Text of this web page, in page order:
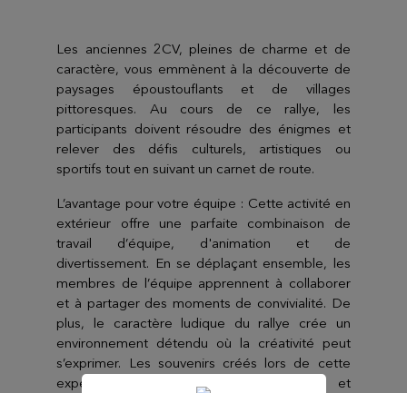
Les anciennes 2CV, pleines de charme et de
caractère, vous emmènent à la découverte de
paysages époustouflants et de villages
pittoresques. Au cours de ce rallye, les
participants doivent résoudre des énigmes et
relever des défis culturels, artistiques ou
sportifs tout en suivant un carnet de route.
L’avantage pour votre équipe : Cette activité en
extérieur offre une parfaite combinaison de
travail d’équipe, d'animation et de
divertissement. En se déplaçant ensemble, les
membres de l’équipe apprennent à collaborer
et à partager des moments de convivialité. De
plus, le caractère ludique du rallye crée un
environnement détendu où la créativité peut
s’exprimer. Les souvenirs créés lors de cette
expérience renforceront les liens et